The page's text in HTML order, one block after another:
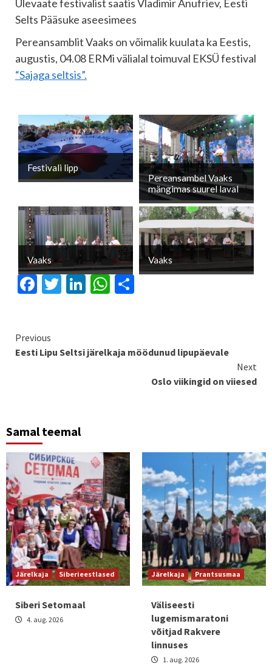
Ülevaate festivalist saatis Vladimir Anufriev, Eesti
Selts Pääsuke aseesimees
Pereansamblit Vaaks on võimalik kuulata ka Eestis,
augustis, 04.08 ERMi välialal toimuval EKSÜ festival
“Sajaga seltsis”.
Festivali lipp
Pereansambel Vaaks
mängimas suurel laval
Vaaks Vaaks
Facebook
Twitter
LinkedIn
WhatsApp
Continue
Reading
Previous
Eesti Lipu Seltsi järelkaja möödunud lipupäevale
Next
Oslo viikingid on viiesed
Samal teemal
Järelkaja Siberieestlased
Siberi Setomaal
4. aug. 2026
Järelkaja Prantsusmaa
Väliseesti
lugemismaratoni
võitjad Rakvere
linnuses
1. aug. 2026